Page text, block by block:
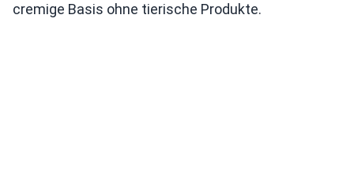
cremige Basis ohne tierische Produkte.